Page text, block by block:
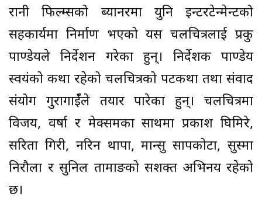
रानी फिल्म्सको ब्यानरमा युनि इन्टरटेन्मेन्टको
सहकार्यमा निर्माण भएको यस चलचित्रलाई प्रकु
पाण्डेयले निर्देशन गरेका हुन्। निर्देशक पाण्डेय
स्वयंको कथा रहेको चलचित्रको पटकथा तथा संवाद
संयोग गुरागाईँले तयार पारेका हुन्। चलचित्रमा
विजय, वर्षा र मेक्समका साथमा प्रकाश घिमिरे,
सरिता गिरी, नरिन थापा, मान्सु सापकोटा, सुस्मा
निरौला र सुनिल तामाङको सशक्त अभिनय रहेको
छ।